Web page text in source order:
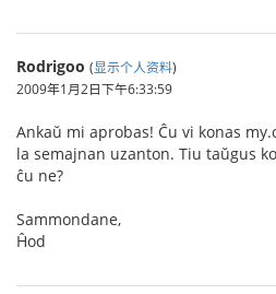
Rodrigoo (显示个人资料)
2009年1月2日下午6:33:59
Ankaŭ mi aprobas! Ĉu vi konas
la semajnan uzanton. Tiu taŭgus
ĉu ne?
Sammondane,
Ĥod